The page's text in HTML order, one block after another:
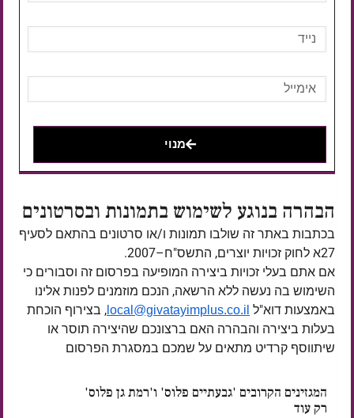
מנוי
הבהרה בנוגע לשימוש בתמונות ובסרטונים
בכתבות באתר זה שולבו תמונות ו/או סרטונים בהתאם לסעיף
27א לחוק זכויות יוצרים, התשס"ח–2007.
אם אתם בעלי זכויות ביצירה המופיעה בפרסום זה וסבורים כי
השימוש בה נעשה ללא הרשאה, הנכם מוזמנים לפנות אלינו
באמצעות דוא"ל local@givatayimplus.co.il , בצירוף הוכחת
בעלות ביצירה והבהרה האם ברצונכם שהיצירה תוסר או
שיתווסף קרדיט מתאים על שמכם במסגרת הפרסום
המגזינים הקרובים 'גבעתיים פלוס' ו'רמת גן פלוס'
רק עוד